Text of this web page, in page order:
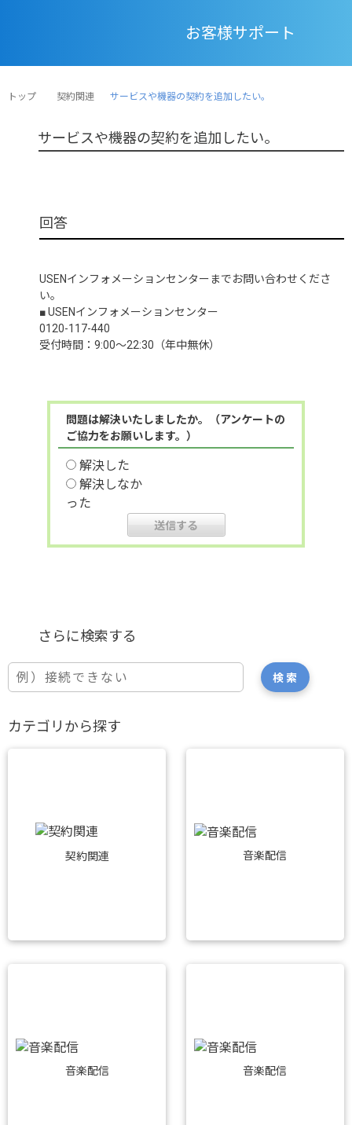
お客様サポート
トップ 契約関連 サービスや機器の契約を追加したい。
サービスや機器の契約を追加したい。
USENインフォメーションセンターまでお問い合わせくださ
い。
■ USENインフォメーションセンター
0120-117-440
受付時間：9:00～22:30（年中無休）
問題は解決いたしましたか。（アンケートの
ご協力をお願いします。）
解決した
解決しなか
った
カテゴリから探す
契約関連 音楽配信
音楽配信 音楽配信